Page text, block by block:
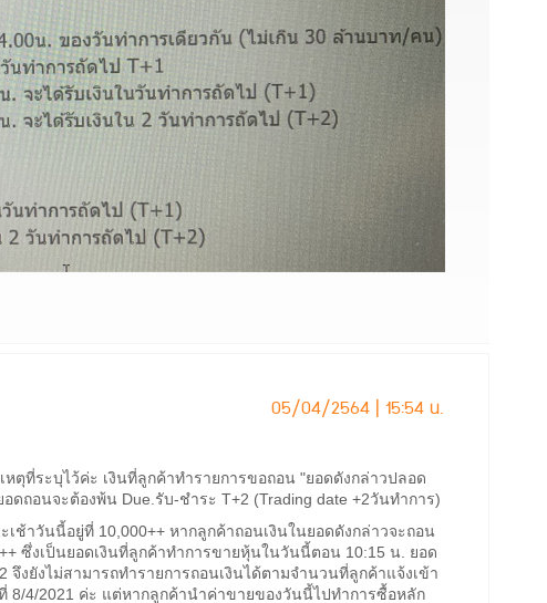
05/04/2564 | 15:54 น.
ตุที่ระบุไว้ค่ะ เงินที่ลูกค้าทำรายการขอถอน "ยอดดังกล่าวปลอด
ถอนจะต้องพ้น Due.รับ-ชำระ T+2 (Trading date +2วันทำการ)
ช้าวันนี้อยู่ที่ 10,000++ หากลูกค้าถอนเงินในยอดดังกล่าวจะถอน
ซึ่งเป็นยอดเงินที่ลูกค้าทำการขายหุ้นในวันนี้ตอน 10:15 น. ยอด
งยังไม่สามารถทำรายการถอนเงินได้ตามจำนวนที่ลูกค้าแจ้งเข้า
8/4/2021 ค่ะ แต่หากลูกค้านำค่าขายของวันนี้ไปทำการซื้อหลัก